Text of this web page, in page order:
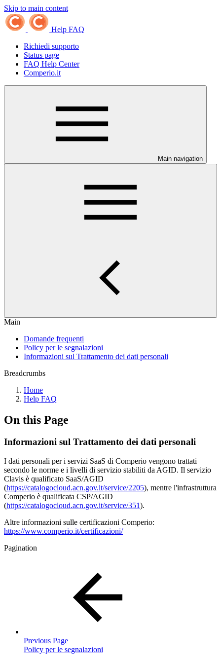
Skip to main content
Help FAQ
Richiedi supporto
Status page
FAQ Help Center
Comperio.it
Main navigation
Main
Domande frequenti
Policy per le segnalazioni
Informazioni sul Trattamento dei dati personali
Breadcrumbs
Home
Help FAQ
On this Page
Informazioni sul Trattamento dei dati personali
I dati personali per i servizi SaaS di Comperio vengono trattati
secondo le norme e i livelli di servizio stabiliti da AGID. Il servizio
Clavis è qualificato SaaS/AGID
(https://catalogocloud.acn.gov.it/service/2205), mentre l'infrastruttura
Comperio è qualificata CSP/AGID
(https://catalogocloud.acn.gov.it/service/351).
Altre informazioni sulle certificazioni Comperio:
https://www.comperio.it/certificazioni/
Pagination
Previous Page
Policy per le segnalazioni